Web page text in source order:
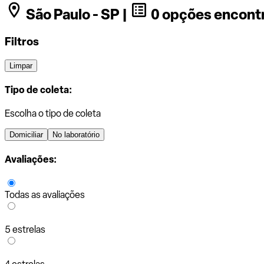
São Paulo - SP | 0 opções
Filtros
Limpar
Tipo de coleta:
Escolha o tipo de coleta
Domiciliar No laboratório
Avaliações:
Todas as avaliações
5 estrelas